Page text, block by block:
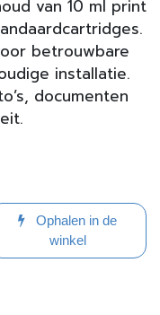
van 10 ml print
betrouwbare
installatie.
documenten
Ophalen in de
winkel